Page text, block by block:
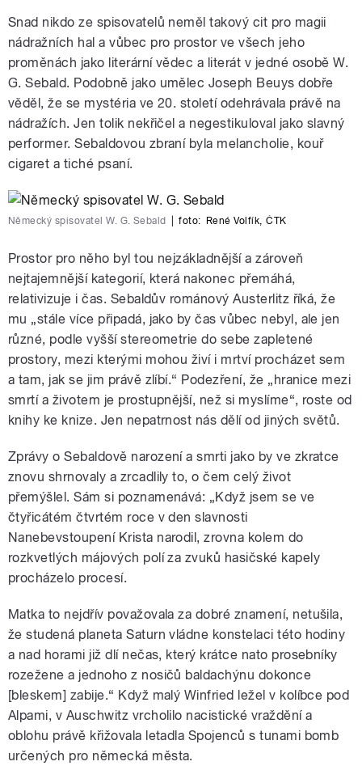
Snad nikdo ze spisovatelů neměl takový cit pro magii
nádražních hal a vůbec pro prostor ve všech jeho
proměnách jako literární vědec a literát v jedné osobě W.
G. Sebald. Podobně jako umělec Joseph Beuys dobře
věděl, že se mystéria ve 20. století odehrávala právě na
nádražích. Jen tolik nekřičel a negestikuloval jako slavný
performer. Sebaldovou zbraní byla melancholie, kouř
cigaret a tiché psaní.
Německý spisovatel W. G. Sebald foto: René Volfík,ČTK
Prostor pro něho byl tou nejzákladnější a zároveň
nejtajemnější kategorií, která nakonec přemáhá,
relativizuje i čas. Sebaldův románový Austerlitz říká, že
mu „stále více připadá, jako by čas vůbec nebyl, ale jen
různé, podle vyšší stereometrie do sebe zapletené
prostory, mezi kterými mohou živí i mrtví procházet sem
a tam, jak se jim právě zlíbí.“ Podezření, že „hranice mezi
smrtí a životem je prostupnější, než si myslíme“, roste od
knihy ke knize. Jen nepatrnost nás dělí od jiných světů.
Zprávy o Sebaldově narození a smrti jako by ve zkratce
znovu shrnovaly a zrcadlily to, o čem celý život
přemýšlel. Sám si poznamenává: „Když jsem se ve
čtyřicátém čtvrtém roce v den slavnosti
Nanebevstoupení Krista narodil, zrovna kolem do
rozkvetlých májových polí za zvuků hasičské kapely
procházelo procesí.
Matka to nejdřív považovala za dobré znamení, netušila,
že studená planeta Saturn vládne konstelaci této hodiny
a nad horami již dlí nečas, který krátce nato prosebníky
rozežene a jednoho z nosičů baldachýnu dokonce
[bleskem] zabije.“ Když malý Winfried ležel v kolíbce pod
Alpami, v Auschwitz vrcholilo nacistické vraždění a
oblohu právě křižovala letadla Spojenců s tunami bomb
určených pro německá města.